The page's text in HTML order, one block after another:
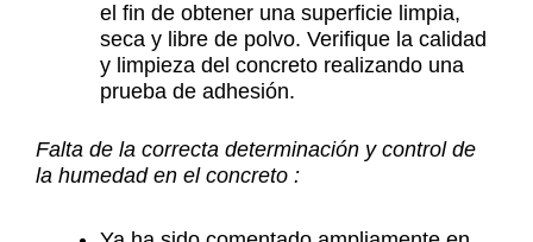
el fin de obtener una superficie limpia,
seca y libre de polvo. Verifique la calidad
y limpieza del concreto realizando una
prueba de adhesión.
Falta de la correcta determinación y control de
la humedad en el concreto :